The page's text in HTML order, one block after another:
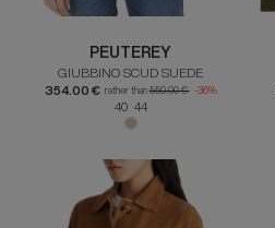
PEUTEREY
GIUBBINO SCUD SUEDE
354.00 € rather than550.00 € -36%
40 44